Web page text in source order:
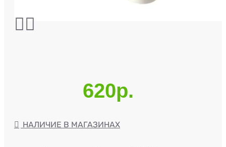
620р.
НАЛИЧИЕ В МАГАЗИНАХ